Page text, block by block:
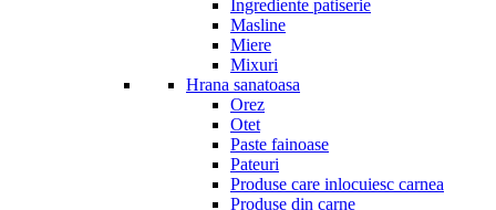
Ingrediente patiserie
Masline
Miere
Mixuri
Hrana sanatoasa
Orez
Otet
Paste fainoase
Pateuri
Produse care inlocuiesc carnea
Produse din carne